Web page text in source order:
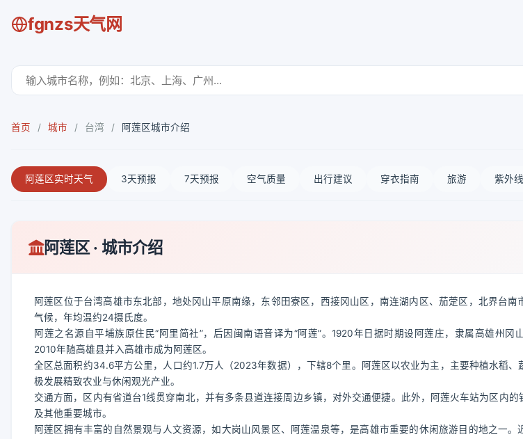
fgnzs天气网
首页 / 城市 / 台湾 / 阿莲区城市介绍
阿莲区实时天气 3天预报 7天预报 空气质量 出行建议 穿衣指南 旅游 紫外线
阿莲区 · 城市介绍
阿莲区位于台湾高雄市东北部，地处冈山平原南缘，东邻田寮区，西接冈山区，南连湖内区、茄萣区，北界台南
气候，年均温约24摄氏度。
阿莲之名源自平埔族原住民“阿里简社”，后因闽南语音译为“阿莲”。1920年日据时期设阿莲庄，隶属高雄州冈
2010年随高雄县并入高雄市成为阿莲区。
全区总面积约34.6平方公里，人口约1.7万人（2023年数据），下辖8个里。阿莲区以农业为主，主要种植水稻、
极发展精致农业与休闲观光产业。
交通方面，区内有省道台1线贯穿南北，并有多条县道连接周边乡镇，对外交通便捷。此外，阿莲火车站为区内
及其他重要城市。
阿莲区拥有丰富的自然景观与人文资源，如大岗山风景区、阿莲温泉等，是高雄市重要的休闲旅游目的地之一。